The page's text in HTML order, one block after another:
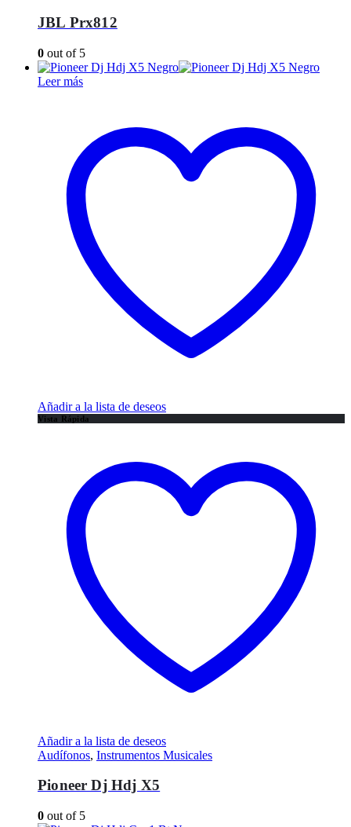
JBL Prx812
0 out of 5
Leer más
Añadir a la lista de deseos
Vista Rápida
Añadir a la lista de deseos
Audífonos, Instrumentos Musicales
Pioneer Dj Hdj X5
0 out of 5